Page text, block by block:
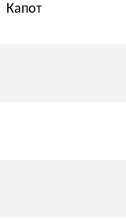
Капот